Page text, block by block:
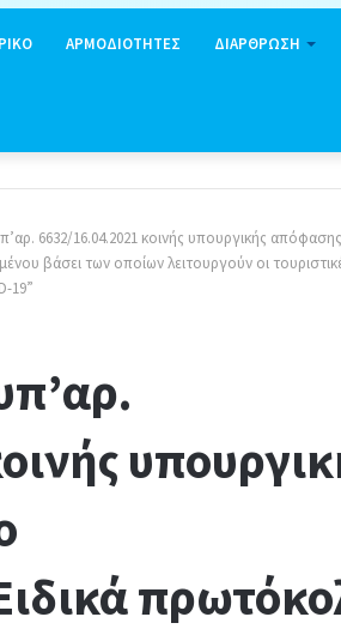
ΑΡΜΟΔΙΟΤΗΤΕΣ ΔΙΑΡΘΡΩΣΗ
6632/16.04.2021 κοινής υπουργικής απόφασης
βάσει των οποίων λειτουργούν οι
19”